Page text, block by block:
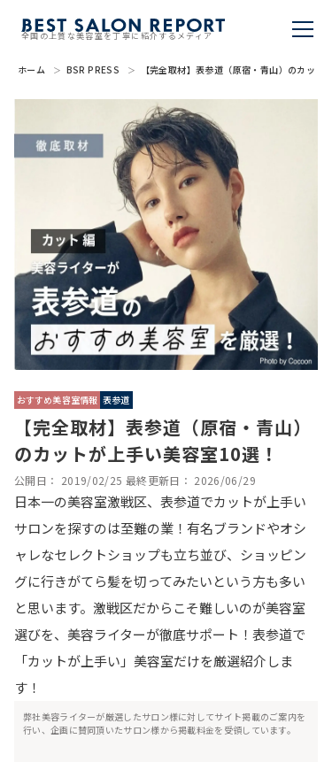
全国の上質な美容室を丁寧に紹介するメディア
BEST SALON REPORTとは
美容室を推薦する
掲載・取材依頼
ホーム BSR PRESS 【完全取材】表参道（原宿・青山）のカット
おすすめ美容室情報 表参道
【完全取材】表参道（原宿・青山）
のカットが上手い美容室10選！
公開日： 2019/02/25 最終更新日： 2026/06/29
日本一の美容室激戦区、表参道でカットが上手い
サロンを探すのは至難の業！有名ブランドやオシ
ャレなセレクトショップも立ち並び、ショッピン
グに行きがてら髪を切ってみたいという方も多い
と思います。激戦区だからこそ難しいのが美容室
選びを、美容ライターが徹底サポート！表参道で
「カットが上手い」美容室だけを厳選紹介しま
す！
弊社美容ライターが厳選したサロン様に対してサイト掲載のご案内を
行い、企画に賛同頂いたサロン様から掲載料金を受領しています。